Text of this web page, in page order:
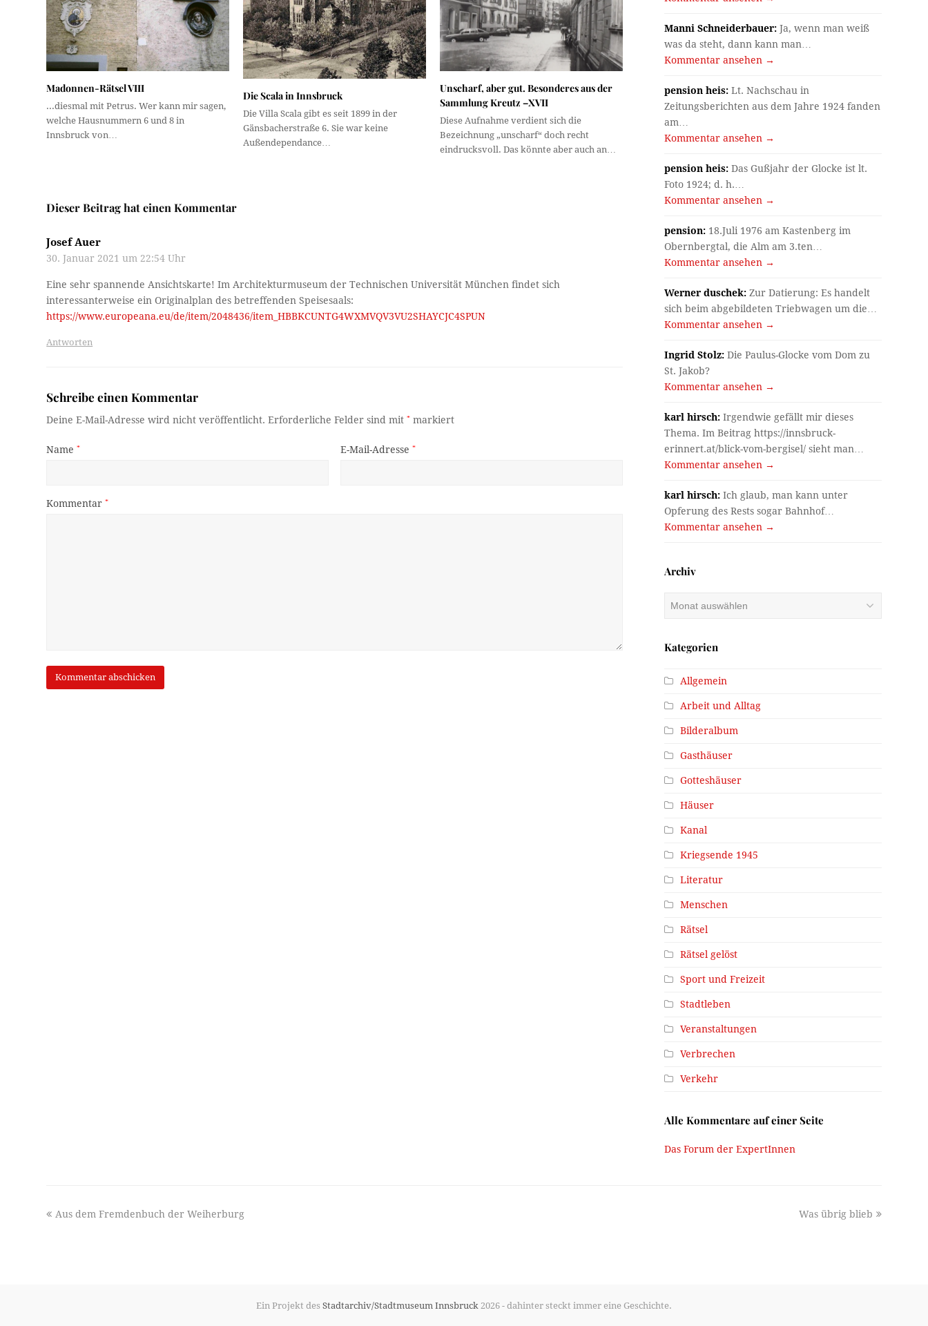
Madonnen-Rätsel VIII
...diesmal mit Petrus. Wer kann mir sagen,
welche Hausnummern 6 und 8 in
Innsbruck von…
Die Scala in Innsbruck
Die Villa Scala gibt es seit 1899 in der
Gänsbacherstraße 6. Sie war keine
Außendependance…
Unscharf, aber gut. Besonderes aus der
Sammlung Kreutz –XVII
Diese Aufnahme verdient sich die
Bezeichnung „unscharf“ doch recht
eindrucksvoll. Das könnte aber auch an…
Dieser Beitrag hat einen Kommentar
Josef Auer
30. Januar 2021 um 22:54 Uhr
Eine sehr spannende Ansichtskarte! Im Architekturmuseum der Technischen Universität München findet sich
interessanterweise ein Originalplan des betreffenden Speisesaals:
https://www.europeana.eu/de/item/2048436/item_HBBKCUNTG4WXMVQV3VU2SHAYCJC4SPUN
Antworten
Schreibe einen Kommentar
Deine E-Mail-Adresse wird nicht veröffentlicht. Erforderliche Felder sind mit* markiert
Name* E-Mail-Adresse *
Kommentar*
Manni Schneiderbauer: Ja, wenn man weiß
was da steht, dann kann man…
Kommentar ansehen →
pension heis: Lt. Nachschau in
Zeitungsberichten aus dem Jahre 1924 fanden
am…
Kommentar ansehen →
pension heis: Das Gußjahr der Glocke ist lt.
Foto 1924; d. h.…
Kommentar ansehen →
pension: 18.Juli 1976 am Kastenberg im
Obernbergtal, die Alm am 3.ten…
Kommentar ansehen →
Werner duschek: Zur Datierung: Es handelt
sich beim abgebildeten Triebwagen um die…
Kommentar ansehen →
Ingrid Stolz: Die Paulus-Glocke vom Dom zu
St. Jakob?
Kommentar ansehen →
karl hirsch: Irgendwie gefällt mir dieses
Thema. Im Beitrag https://innsbruck-
erinnert.at/blick-vom-bergisel/ sieht man…
Kommentar ansehen →
karl hirsch: Ich glaub, man kann unter
Opferung des Rests sogar Bahnhof…
Kommentar ansehen →
Archiv
Archiv
Kategorien
Allgemein
Arbeit und Alltag
Bilderalbum
Gasthäuser
Gotteshäuser
Häuser
Kanal
Kriegsende 1945
Literatur
Menschen
Rätsel
Rätsel gelöst
Sport und Freizeit
Stadtleben
Veranstaltungen
Verbrechen
Verkehr
Alle Kommentare auf einer Seite
Das Forum der ExpertInnen
previous
Aus dem Fremdenbuch der Weiherburg
next
Was übrig blieb
Ein Projekt des Stadtarchiv/Stadtmuseum Innsbruck 2026 - dahinter steckt immer eine Geschichte.